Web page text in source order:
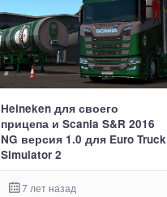
Heineken для своего
прицепа и Scania S&R 2016
NG версия 1.0 для Euro Truck
Simulator 2
7 лет назад